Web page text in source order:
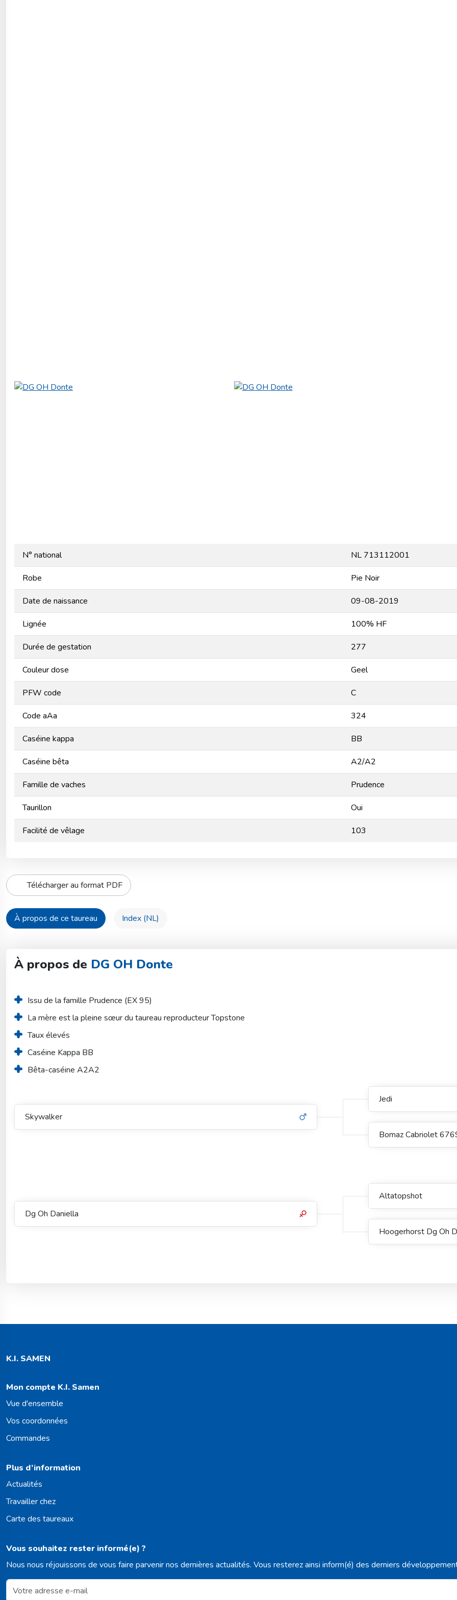
N° national NL 713112001
Robe Pie Noir
Date de naissance 09-08-2019
Lignée 100% HF
Durée de gestation 277
Couleur dose Geel
PFW code C
Code aAa 324
Caséine kappa BB
Caséine bêta A2/A2
Famille de vaches Prudence
Taurillon Oui
Facilité de vêlage 103
À propos de ce taureau Index (NL)
Télécharger au format PDF
À propos de DG OH Donte
Issu de la famille Prudence (EX 95)
La mère est la pleine sœur du taureau reproducteur Topstone
Taux élevés
Caséine Kappa BB
Bêta-caséine A2A2
Skywalker
Jedi
Bomaz Cabriolet
Dg Oh Daniella
Altatopshot
Hoogerhorst Dg Oh
K.I. SAMEN
Mon compte K.I. Samen
Vue d'ensemble
Vos coordonnées
Commandes
Plus d’information
Actualités
Travailler chez
Carte des taureaux
Vous souhaitez rester informé(e) ?
Nous nous réjouissons de vous faire parvenir nos dernières actualités. Vous resterez ainsi inform(é) des derniers